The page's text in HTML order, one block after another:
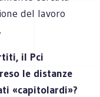
del lavoro
il Pci
le distanze
«capitolardi»?